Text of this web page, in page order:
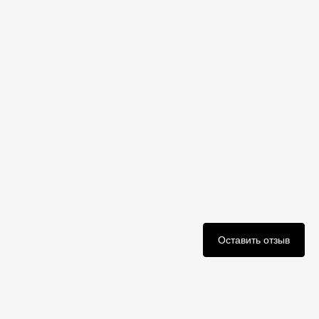
Оставить отзыв